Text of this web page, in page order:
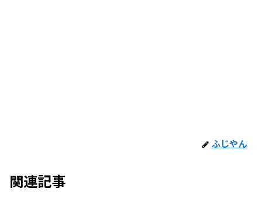
ふじやん
関連記事